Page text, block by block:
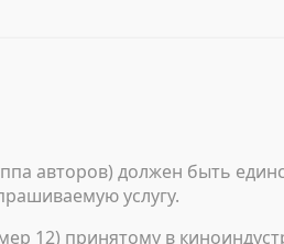
авторов) должен быть
услугу.
12) принятому в